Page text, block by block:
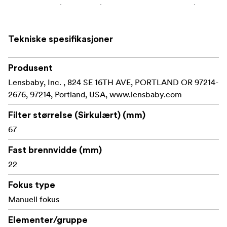
denne dramatiske, selektive fokuseffekten legger til en
enkelt motiv fra omgivelsene, samtidig som du kan
komme tett på, helt ned til 127 mm fra objektivet, for å
skille motivet fra bakgrunnen.
Hovedspesifikasjonene til Lensbaby Sweet 22 .
Brennvidde: 22 mm
Kompatibel med optikkbytte: Nei
Sirkulær blenderåpning: Ja
Minste fokuseringsavstand: 127 mm
Tekniske spesifikasjoner
Produsent
Lensbaby, Inc. , 824 SE 16TH AVE, PORTLAND OR 97214-
2676, 97214, Portland, USA, www.lensbaby.com
Filter størrelse (Sirkulært) (mm)
67
Fast brennvidde (mm)
22
Fokus type
Manuell fokus
Elementer/gruppe